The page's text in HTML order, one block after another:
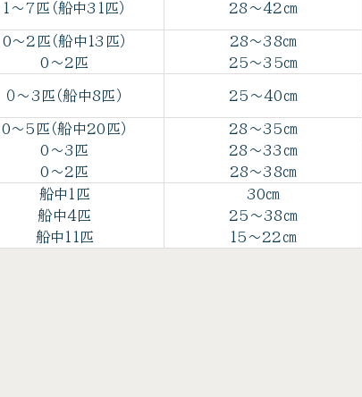
1～7匹（船中31匹） 28～42㎝
0～2匹（船中13匹）
0～2匹
28～38㎝
25～35㎝
０～3匹（船中8匹） 25～40㎝
0～5匹（船中20匹）
0～3匹
0～2匹
28～35㎝
28～33㎝
28～38㎝
船中1匹
船中4匹
船中11匹
30㎝
25～38㎝
15～22㎝